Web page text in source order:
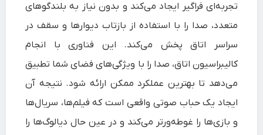
تجربه‌ای فراگیر ایجاد می‌کند و بدون نیاز به بلندگوهای
متعدد، صدا را با استفاده از بازتاب دیوارها و سقف در
سراسر اتاق پخش می‌کند. این فناوری با انجام
کالیبراسیون اتاق، صدا را با ویژگی‌های فضای شما تطبیق
می‌دهد تا بهترین عملکرد ممکن ارائه شود. نتیجه آن
ایجاد یک حباب صوتی واقعی است که فیلم‌ها، سریال‌ها
و بازی‌ها را غوطه‌ورتر می‌کند و در عین حال دیالوگ‌ها را